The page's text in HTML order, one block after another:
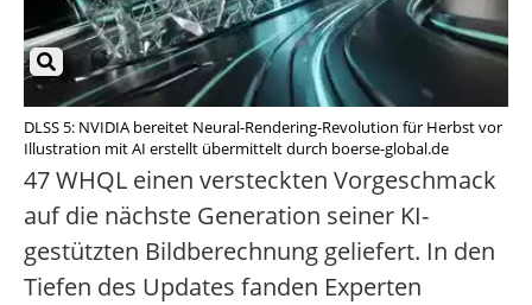
DLSS 5: NVIDIA bereitet Neural-Rendering-Revolution für Herbst vor
Illustration mit AI erstellt übermittelt durch boerse-global.de
47 WHQL einen versteckten Vorgeschmack
auf die nächste Generation seiner KI-
gestützten Bildberechnung geliefert. In den
Tiefen des Updates fanden Experten